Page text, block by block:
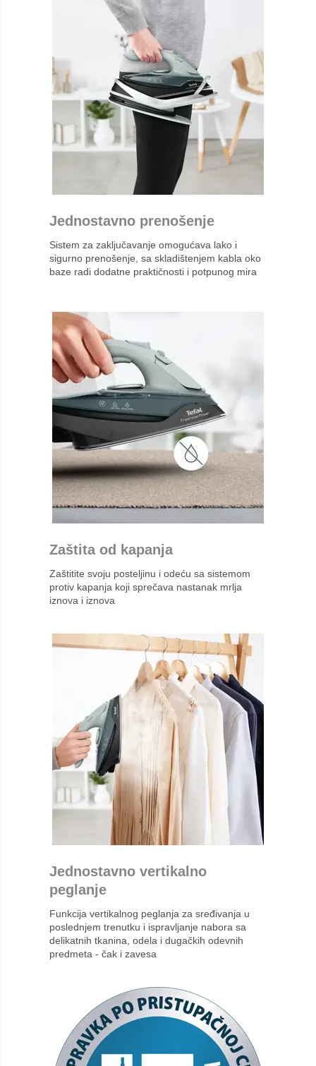
Jednostavno prenošenje
Sistem za zaključavanje omogućava lako i
sigurno prenošenje, sa skladištenjem kabla oko
baze radi dodatne praktičnosti i potpunog mira
Zaštita od kapanja
Zaštitite svoju posteljinu i odeću sa sistemom
protiv kapanja koji sprečava nastanak mrlja
iznova i iznova
Jednostavno vertikalno
peglanje
Funkcija vertikalnog peglanja za sređivanja u
poslednjem trenutku i ispravljanje nabora sa
delikatnih tkanina, odela i dugačkih odevnih
predmeta - čak i zavesa